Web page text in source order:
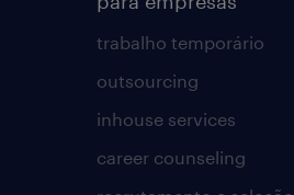
trabalho temporário
outsourcing
inhouse services
career counseling